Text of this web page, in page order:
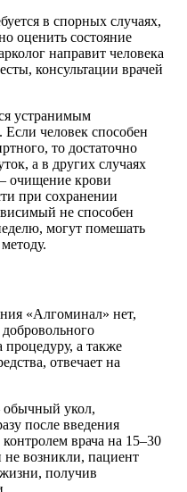
в спорных случаях,
оценить состояние
направит человека
консультации врачей
устранимым
Если человек способен
то достаточно
а в других случаях
очищение крови
при сохранении
не способен
могут помешать
«Алгоминал» нет,
а также
отвечает на
укол,
после введения
контролем врача на 15–30
возникли, пациент
получив